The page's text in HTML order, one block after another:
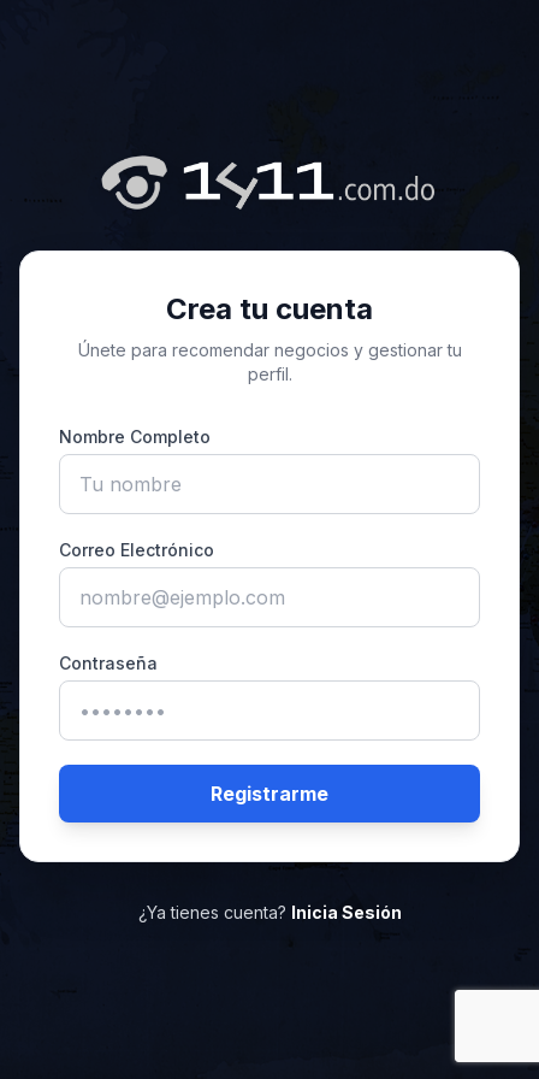
Crea tu cuenta
Únete para recomendar negocios y gestionar tu
perfil.
Nombre Completo
Correo Electrónico
Contraseña
Registrarme
¿Ya tienes cuenta? Inicia Sesión